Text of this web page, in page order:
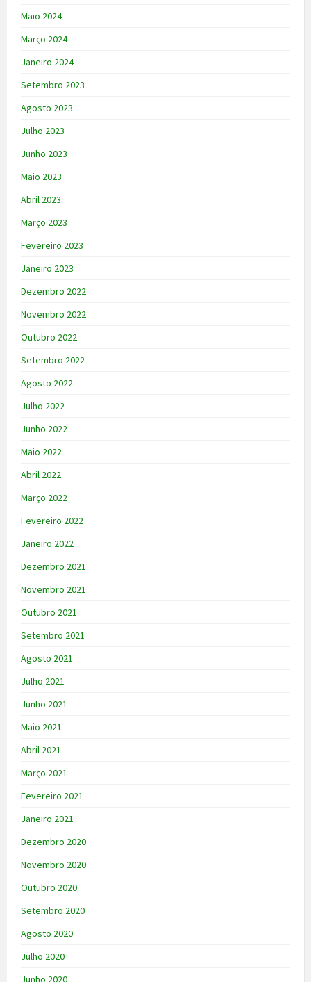
Maio 2024
Março 2024
Janeiro 2024
Setembro 2023
Agosto 2023
Julho 2023
Junho 2023
Maio 2023
Abril 2023
Março 2023
Fevereiro 2023
Janeiro 2023
Dezembro 2022
Novembro 2022
Outubro 2022
Setembro 2022
Agosto 2022
Julho 2022
Junho 2022
Maio 2022
Abril 2022
Março 2022
Fevereiro 2022
Janeiro 2022
Dezembro 2021
Novembro 2021
Outubro 2021
Setembro 2021
Agosto 2021
Julho 2021
Junho 2021
Maio 2021
Abril 2021
Março 2021
Fevereiro 2021
Janeiro 2021
Dezembro 2020
Novembro 2020
Outubro 2020
Setembro 2020
Agosto 2020
Julho 2020
Junho 2020